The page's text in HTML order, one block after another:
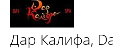
Дар Калифа,